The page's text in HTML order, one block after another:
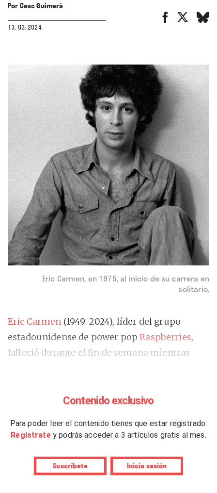
PorCesc Guimerà
13. 03. 2024
Eric Carmen, en 1975, al inicio de su carrera en
solitario.
Eric Carmen (1949-2024), líder del grupo
estadounidense de power popRaspberries,
falleció durante el fin de semana mientras
Ohio, se formó en bandas locales y alcanzó el
The Way”, “Tonight”, “I Wanna Be With You” o
primeros discos del grupo –“Raspberries”,
“Fresh” y “Side 3”–, firmados entre 1972 y 1973.
Contenido exclusivo
Para poder leer el contenido tienes que estar registrado.
Regístrate y podrás acceder a 3 artículos gratis al mes.
Suscríbete Inicia sesión